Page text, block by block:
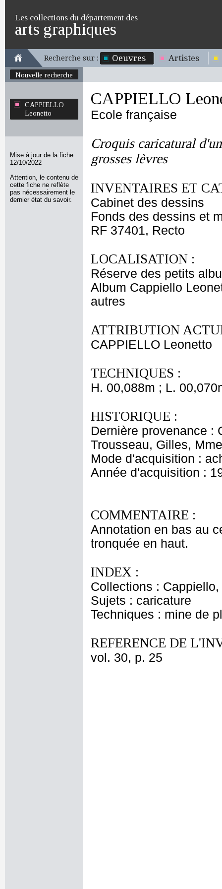
Les collections du département des
arts graphiques
Recherche sur : Oeuvres Artistes
Nouvelle recherche
CAPPIELLO
Leonetto
Mise à jour de la fiche
12/10/2022
Attention, le contenu de
cette fiche ne reflète
pas nécessairement le
dernier état du savoir.
CAPPIELLO
Ecole française
Croquis caricatural
grosses lèvres
INVENTAIRES ET
Cabinet des dessins
Fonds des dessins et
RF 37401, Recto
LOCALISATION :
Réserve des petits
Album Cappiello
autres
ATTRIBUTION
CAPPIELLO Leonetto
TECHNIQUES :
H. 00,088m ; L.
HISTORIQUE :
Dernière provenance :
Trousseau, Gilles,
Mode d'acquisition :
Année d'acquisition :
COMMENTAIRE :
Annotation en bas au
tronquée en haut.
INDEX :
Collections :
Sujets : caricature
Techniques : mine de
REFERENCE DE
vol. 30, p. 25